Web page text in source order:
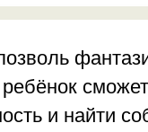
и найти